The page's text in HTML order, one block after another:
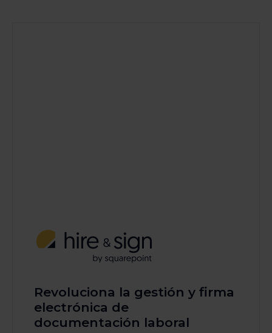
Revoluciona la gestión y firma
electrónica de
documentación laboral